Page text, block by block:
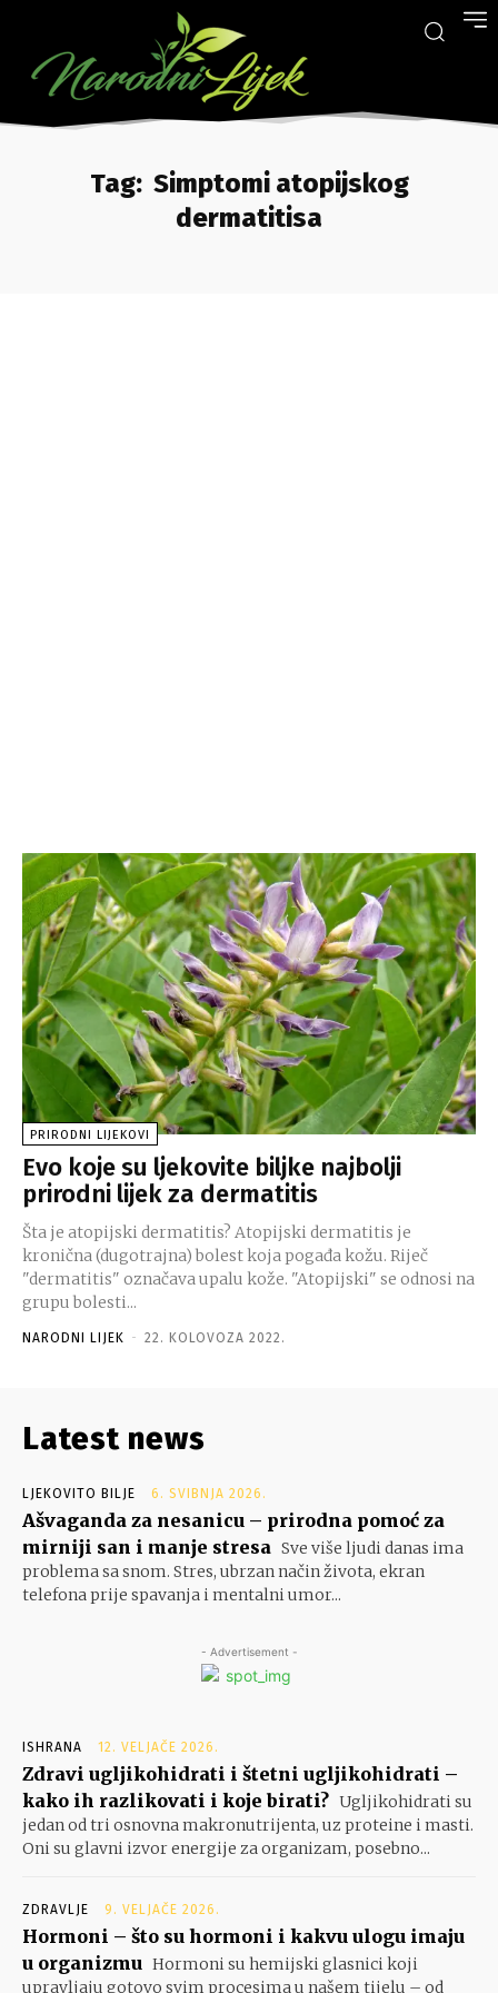
Tag: Simptomi atopijskog
dermatitisa
PRIRODNI LIJEKOVI
Evo koje su ljekovite biljke najbolji
prirodni lijek za dermatitis
Šta je atopijski dermatitis? Atopijski dermatitis je
kronična (dugotrajna) bolest koja pogađa kožu. Riječ
"dermatitis" označava upalu kože. "Atopijski" se odnosi na
grupu bolesti...
NARODNI LIJEK - 22. KOLOVOZA 2022.
Latest news
LJEKOVITO BILJE 6. SVIBNJA 2026.
Ašvaganda za nesanicu – prirodna pomoć za
mirniji san i manje stresa Sve više ljudi danas ima
problema sa snom. Stres, ubrzan način života, ekran
telefona prije spavanja i mentalni umor...
- Advertisement -
ISHRANA 12. VELJAČE 2026.
Zdravi ugljikohidrati i štetni ugljikohidrati –
kako ih razlikovati i koje birati? Ugljikohidrati su
jedan od tri osnovna makronutrijenta, uz proteine i masti.
Oni su glavni izvor energije za organizam, posebno...
ZDRAVLJE 9. VELJAČE 2026.
Hormoni – što su hormoni i kakvu ulogu imaju
u organizmu Hormoni su hemijski glasnici koji
upravljaju gotovo svim procesima u našem tijelu – od